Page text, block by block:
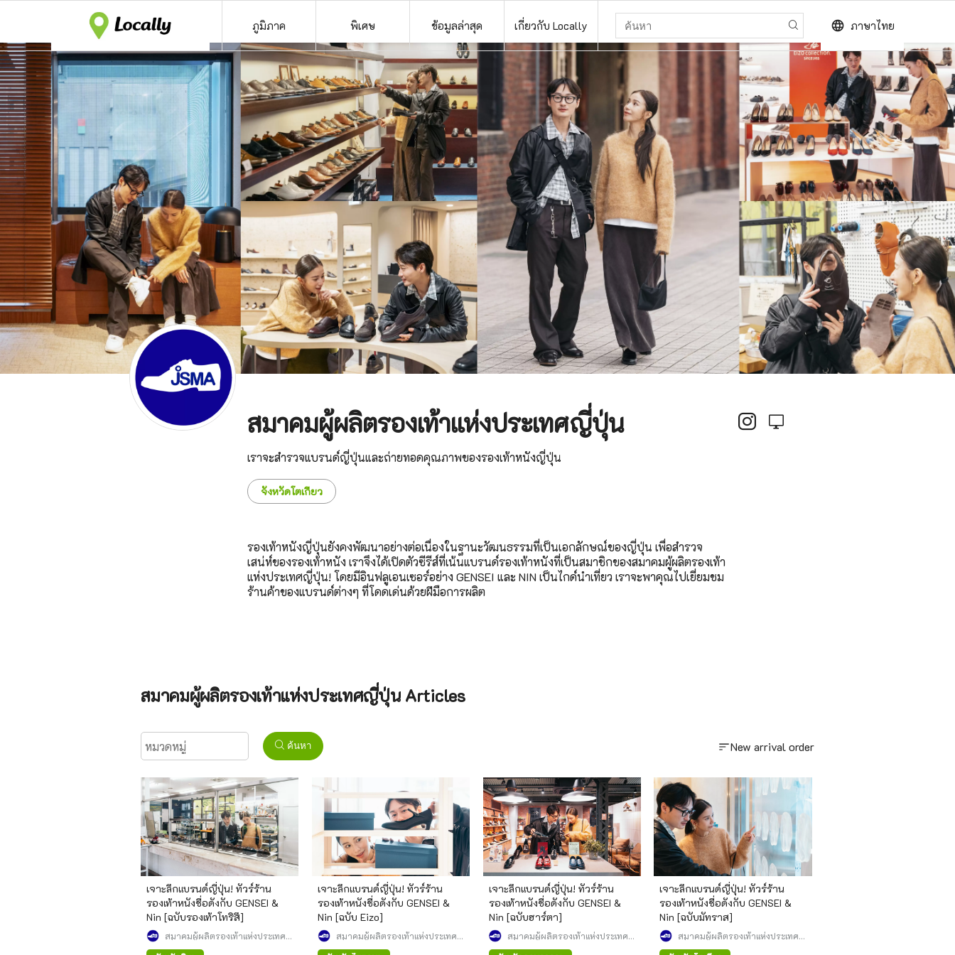
ภูมิภาค พิเศษ ข้อมูลล่าสุด เกี่ยวกับ Locally language ภาษาไทย
สมาคมผู้ผลิตรองเท้าแห่งประเทศญี่ปุ่น
เราจะสำรวจแบรนด์ญี่ปุ่นและถ่ายทอดคุณภาพของรองเท้าหนังญี่ปุ่น
จังหวัดโตเกียว
รองเท้าหนังญี่ปุ่นยังคงพัฒนาอย่างต่อเนื่องในฐานะวัฒนธรรมที่เป็นเอกลักษณ์ของญี่ปุ่น เพื่อสำรวจ
เสน่ห์ของรองเท้าหนัง เราจึงได้เปิดตัวซีรีส์ที่เน้นแบรนด์รองเท้าหนังที่เป็นสมาชิกของสมาคมผู้ผลิตรองเท้า
แห่งประเทศญี่ปุ่น! โดยมีอินฟลูเอนเซอร์อย่าง GENSEI และ NIN เป็นไกด์นำเที่ยว เราจะพาคุณไปเยี่ยมชม
ร้านค้าของแบรนด์ต่างๆ ที่โดดเด่นด้วยฝีมือการผลิต
สมาคมผู้ผลิตรองเท้าแห่งประเทศญี่ปุ่น Articles
ค้นหา New arrival order
เจาะลึกแบรนด์ญี่ปุ่น! ทัวร์ร้าน
รองเท้าหนังชื่อดังกับ GENSEI &
Nin [ฉบับรองเท้าโทริสึ]
สมาคมผู้ผลิตรองเท้าแห่งประเทศ
เจาะลึกแบรนด์ญี่ปุ่น! ทัวร์ร้าน
รองเท้าหนังชื่อดังกับ GENSEI &
Nin [ฉบับ Eizo]
สมาคมผู้ผลิตรองเท้าแห่งประเทศ
เจาะลึกแบรนด์ญี่ปุ่น! ทัวร์ร้าน
รองเท้าหนังชื่อดังกับ GENSEI &
Nin [ฉบับฮาร์ตา]
สมาคมผู้ผลิตรองเท้าแห่งประเทศ
เจาะลึกแบรนด์ญี่ปุ่น! ทัวร์ร้าน
รองเท้าหนังชื่อดังกับ GENSEI &
Nin [ฉบับมัทราส]
สมาคมผู้ผลิตรองเท้าแห่งประเทศ